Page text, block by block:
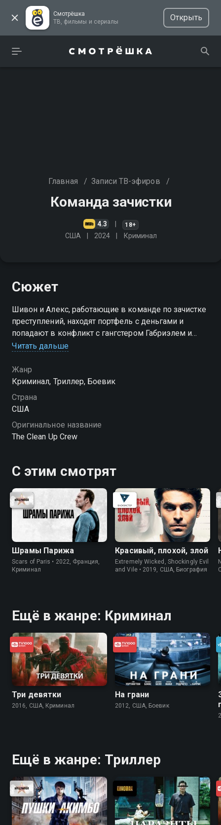
Смотрёшка
ТВ, фильмы и сериалы
Открыть
Главная / Записи ТВ-эфиров /
Команда зачистки
4.3 18+
США 2024 Криминал
Сюжет
Шивон и Алекс, работающие в команде по зачистке
преступлений, находят портфель с деньгами и
попадают в конфликт с гангстером Габриэлем и
коррумпированными агентами
Читать дальше
Жанр
Криминал, Триллер, Боевик
Страна
США
Оригинальное название
The Clean Up Crew
С этим смотрят
Шрамы Парижа
Scars of Paris • 2022, Франция,
Криминал
Красивый, плохой, злой
Extremely Wicked, Shockingly Evil
and Vile • 2019, США, Биография
Ещё в жанре: Криминал
Три девятки
2016, США, Криминал
На грани
2012, США, Боевик
Ещё в жанре: Триллер